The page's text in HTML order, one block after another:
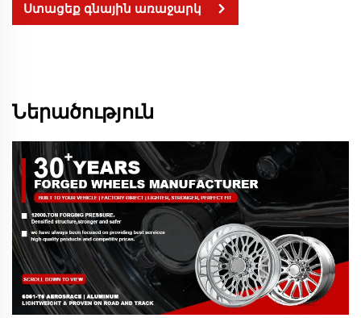
Ստացեք գնային առաջարկ
Ներածություն